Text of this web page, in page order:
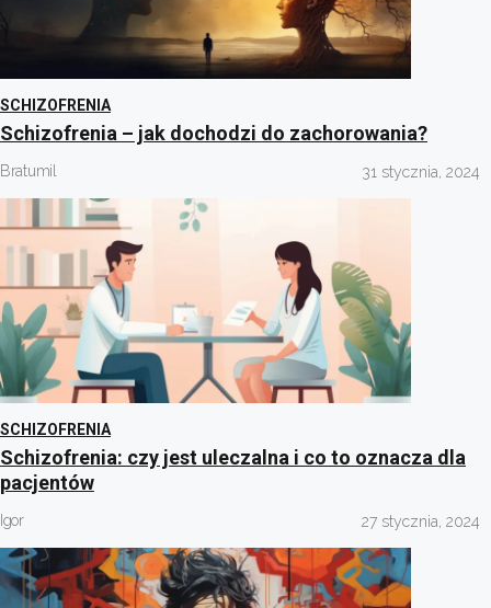
SCHIZOFRENIA
Schizofrenia – jak dochodzi do zachorowania?
Bratumil 31 stycznia, 2024
SCHIZOFRENIA
Schizofrenia: czy jest uleczalna i co to oznacza dla
pacjentów
Igor 27 stycznia, 2024